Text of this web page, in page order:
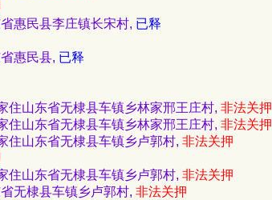
惠民县李庄镇长宋村, 已释
惠民县, 已释
住山东省无棣县车镇乡林家邢王庄村, 非法关押
住山东省无棣县车镇乡林家邢王庄村, 非法关押
住山东省无棣县车镇乡卢郭村, 非法关押
住山东省无棣县车镇乡卢郭村, 非法关押
无棣县车镇乡卢郭村, 非法关押